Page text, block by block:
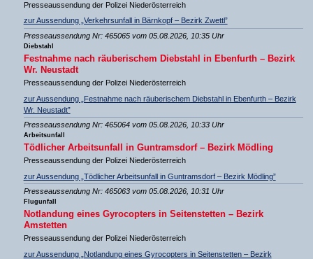
Presseaussendung der Polizei Niederösterreich
zur Aussendung „Verkehrsunfall in Bärnkopf – Bezirk Zwettl”
Presseaussendung Nr: 465065 vom 05.08.2026, 10:35 Uhr
Diebstahl
Festnahme nach räuberischem Diebstahl in Ebenfurth – Bezirk
Wr. Neustadt
Presseaussendung der Polizei Niederösterreich
zur Aussendung „Festnahme nach räuberischem Diebstahl in Ebenfurth – Bezirk
Wr. Neustadt”
Presseaussendung Nr: 465064 vom 05.08.2026, 10:33 Uhr
Arbeitsunfall
Tödlicher Arbeitsunfall in Guntramsdorf – Bezirk Mödling
Presseaussendung der Polizei Niederösterreich
zur Aussendung „Tödlicher Arbeitsunfall in Guntramsdorf – Bezirk Mödling”
Presseaussendung Nr: 465063 vom 05.08.2026, 10:31 Uhr
Flugunfall
Notlandung eines Gyrocopters in Seitenstetten – Bezirk
Amstetten
Presseaussendung der Polizei Niederösterreich
zur Aussendung „Notlandung eines Gyrocopters in Seitenstetten – Bezirk